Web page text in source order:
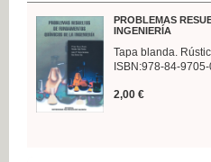
PROBLEMAS
INGENIERÍA
Tapa blanda.
ISBN:978-84-
2,00 €